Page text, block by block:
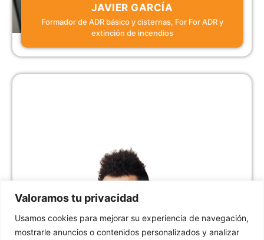
Valoramos tu privacidad
Usamos cookies para mejorar su experiencia de navegación,
mostrarle anuncios o contenidos personalizados y analizar
JAVIER GARCÍA
Formador de ADR básico y cisternas, For For ADR y
extinción de incendios